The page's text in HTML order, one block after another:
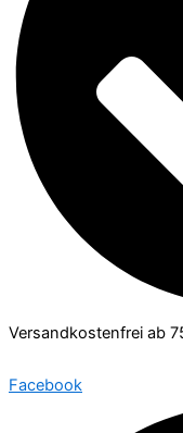
Versandkostenfrei ab
Facebook